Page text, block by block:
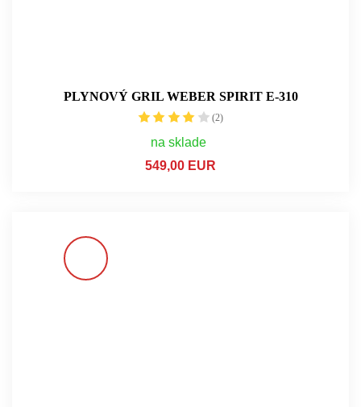
PLYNOVÝ GRIL WEBER SPIRIT E-310
(2)
na sklade
549,00 EUR